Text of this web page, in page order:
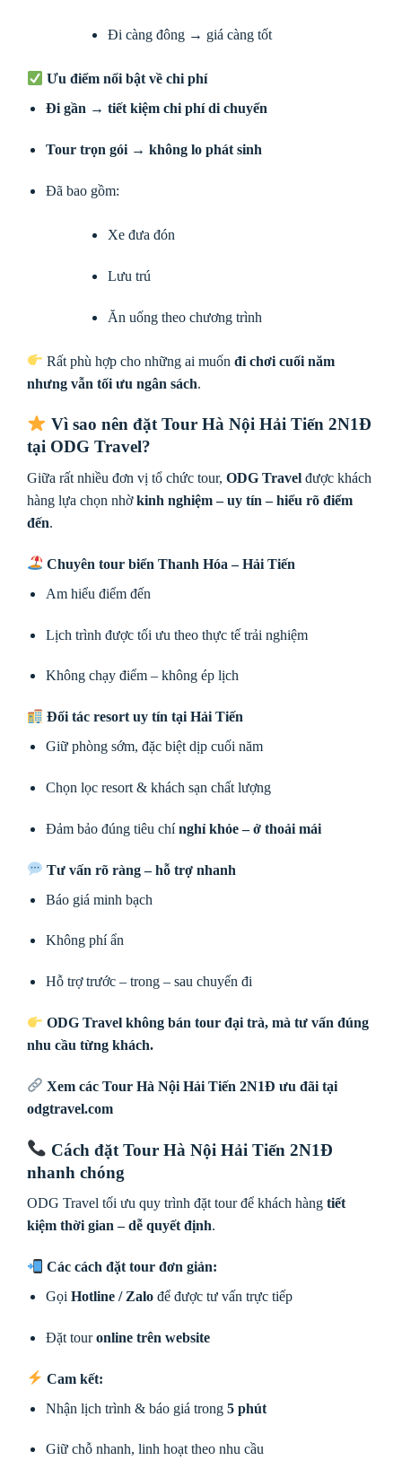
Đi càng đông → giá càng tốt
Ưu điểm nổi bật về chi phí
Đi gần → tiết kiệm chi phí di chuyển
Tour trọn gói → không lo phát sinh
Đã bao gồm:
Xe đưa đón
Lưu trú
Ăn uống theo chương trình
Rất phù hợp cho những ai muốnđi chơi cuối năm
nhưng vẫn tối ưu ngân sách.
Vì sao nên đặtTour Hà Nội Hải Tiến 2N1Đ
tại ODG Travel?
Giữa rất nhiều đơn vị tổ chức tour, ODG Travel được khách
hàng lựa chọn nhờkinh nghiệm – uy tín – hiểu rõ điểm
đến.
Chuyên tour biển Thanh Hóa – Hải Tiến
Am hiểu điểm đến
Lịch trình được tối ưu theo thực tế trải nghiệm
Không chạy điểm – không ép lịch
Đối tác resort uy tín tại Hải Tiến
Giữ phòng sớm, đặc biệt dịp cuối năm
Chọn lọc resort & khách sạn chất lượng
Đảm bảo đúng tiêu chínghỉ khỏe – ở thoải mái
Tư vấn rõ ràng – hỗ trợ nhanh
Báo giá minh bạch
Không phí ẩn
Hỗ trợ trước – trong – sau chuyến đi
ODG Travel không bán tour đại trà, mà tư vấn đúng
nhu cầu từng khách.
Xem các Tour Hà Nội Hải Tiến 2N1Đ ưu đãi tại
odgtravel.com
Cách đặt Tour Hà Nội Hải Tiến 2N1Đ
nhanh chóng
ODG Travel tối ưu quy trình đặt tour để khách hàng tiết
kiệm thời gian – dễ quyết định.
Các cách đặt tour đơn giản:
Gọi Hotline / Zalođể được tư vấn trực tiếp
Đặt touronline trên website
Cam kết:
Nhận lịch trình & báo giá trong 5 phút
Giữ chỗ nhanh, linh hoạt theo nhu cầu